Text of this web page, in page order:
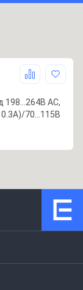
198…264В AC,
0.3А)/70…115В